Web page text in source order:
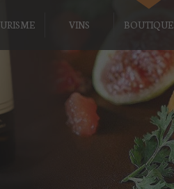
VINS BOUTIQUE